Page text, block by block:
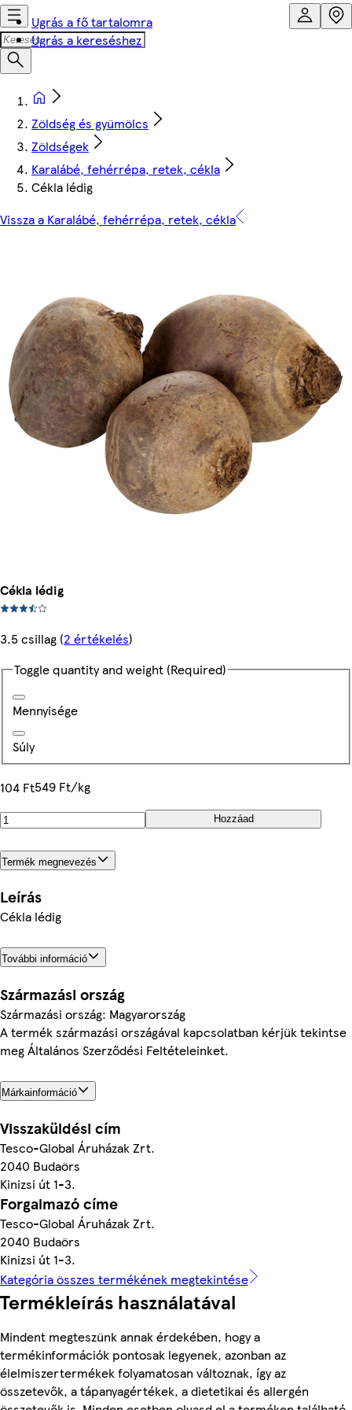
Ugrás a fő tartalomra
Ugrás a kereséshez
Zöldség és gyümölcs
Zöldségek
Karalábé, fehérrépa, retek, cékla
Cékla lédig
Vissza a Karalábé, fehérrépa, retek, cékla
Cékla lédig
3.5 csillag (2 értékelés)
Toggle quantity and weight (Required)
Mennyisége
Súly
104 Ft549 Ft/kg
Hozzáad
Termék megnevezés
Leírás
Cékla lédig
További információ
Származási ország
Származási ország: Magyarország
A termék származási országával kapcsolatban kérjük tekintse
meg Általános Szerződési Feltételeinket.
Márkainformáció
Visszaküldési cím
Tesco-Global Áruházak Zrt.
2040 Budaörs
Kinizsi út 1-3.
Forgalmazó címe
Tesco-Global Áruházak Zrt.
2040 Budaörs
Kinizsi út 1-3.
Kategória összes termékének megtekintése
Termékleírás használatával
Mindent megteszünk annak érdekében, hogy a
termékinformációk pontosak legyenek, azonban az
élelmiszertermékek folyamatosan változnak, így az
összetevők, a tápanyagértékek, a dietetikai és allergén